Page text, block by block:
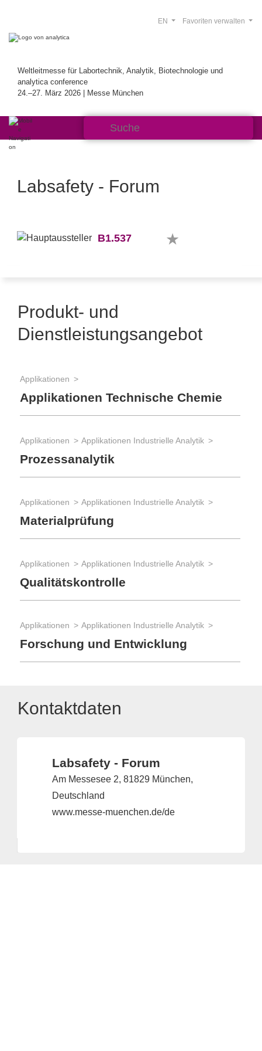
Weltleitmesse für Labortechnik, Analytik, Biotechnologie und
analytica conference
24.–27. März 2026 | Messe München
Favoriten verwalten
EN
Labsafety - Forum
B1.537
Produkt- und
Dienstleistungsangebot
Applikationen
Applikationen Technische Chemie
Applikationen Applikationen Industrielle Analytik
Prozessanalytik
Applikationen Applikationen Industrielle Analytik
Materialprüfung
Applikationen Applikationen Industrielle Analytik
Qualitätskontrolle
Applikationen Applikationen Industrielle Analytik
Forschung und Entwicklung
Kontaktdaten
Labsafety - Forum
Am Messesee 2, 81829 München,
Deutschland
www.messe-muenchen.de/de